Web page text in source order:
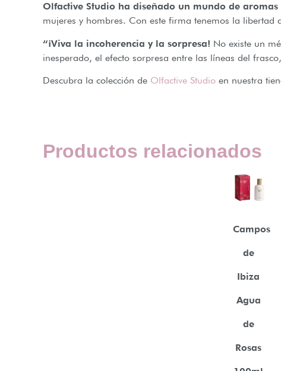
Olfactive Studio ha diseñado un mundo de
mujeres y hombres. Con este firma tenemos la
“¡Viva la incoherencia y la sorpresa! No existe un
inesperado, el efecto sorpresa entre las líneas del
Descubra la colección de Olfactive Studio en nuestra
Productos relacionados
Campos
de
Ibiza
Agua
de
Rosas